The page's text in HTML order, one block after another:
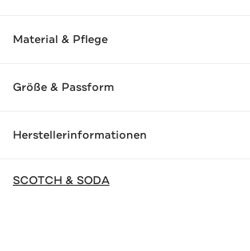
Material & Pflege
Größe & Passform
Herstellerinformationen
SCOTCH & SODA